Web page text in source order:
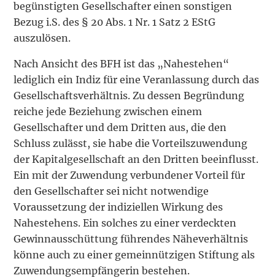
begünstigten Gesellschafter einen sonstigen
Bezug i.S. des § 20 Abs. 1 Nr. 1 Satz 2 EStG
auszulösen.
Nach Ansicht des BFH ist das „Nahestehen“
lediglich ein Indiz für eine Veranlassung durch das
Gesellschaftsverhältnis. Zu dessen Begründung
reiche jede Beziehung zwischen einem
Gesellschafter und dem Dritten aus, die den
Schluss zulässt, sie habe die Vorteilszuwendung
der Kapitalgesellschaft an den Dritten beeinflusst.
Ein mit der Zuwendung verbundener Vorteil für
den Gesellschafter sei nicht notwendige
Voraussetzung der indiziellen Wirkung des
Nahestehens. Ein solches zu einer verdeckten
Gewinnausschüttung führendes Näheverhältnis
könne auch zu einer gemeinnützigen Stiftung als
Zuwendungsempfängerin bestehen.